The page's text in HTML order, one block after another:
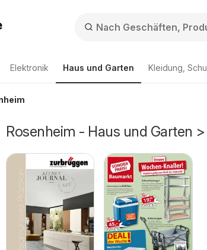
Elektronik Haus und Garten Kleidung,
Rosenheim - Haus und Garten